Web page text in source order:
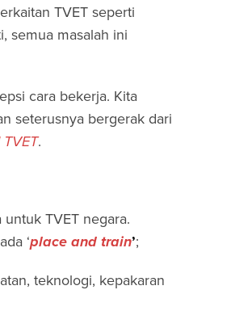
TVET seperti
semua masalah ini
cara bekerja. Kita
seterusnya bergerak dari
.
TVET negara.
‘place and train’;
teknologi, kepakaran